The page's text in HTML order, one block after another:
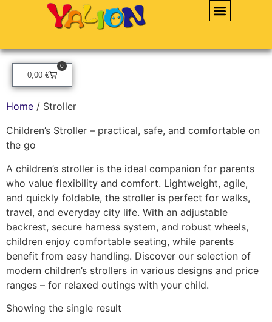
0,00 €
0
Home / Stroller
Children’s Stroller – practical, safe, and comfortable on
the go
A children’s stroller is the ideal companion for parents
who value flexibility and comfort. Lightweight, agile,
and quickly foldable, the stroller is perfect for walks,
travel, and everyday city life. With an adjustable
backrest, secure harness system, and robust wheels,
children enjoy comfortable seating, while parents
benefit from easy handling. Discover our selection of
modern children’s strollers in various designs and price
ranges – for relaxed outings with your child.
Showing the single result